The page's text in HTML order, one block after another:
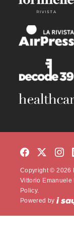
Copyright © 2026
Vittorio Emanuele
Policy.
Powered by